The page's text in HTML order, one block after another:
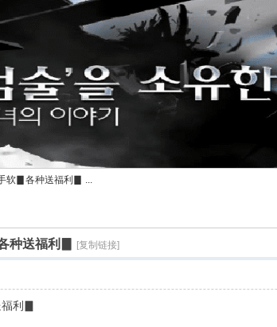
软▊各种送福利▊ ...
种送福利▊ [复制链接]
利▊